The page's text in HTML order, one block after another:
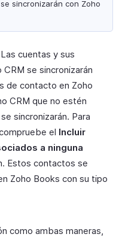
sincronizarán con Zoho
cuentas y sus
se sincronizarán
de contacto en Zoho
CRM que no estén
sincronizarán. Para
el Incluir
a ninguna
Estos contactos se
Zoho Books con su tipo
como ambas maneras,